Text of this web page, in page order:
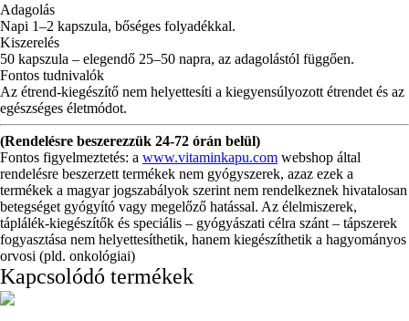
Adagolás
Napi 1–2 kapszula, bőséges folyadékkal.
Kiszerelés
50 kapszula – elegendő 25–50 napra, az adagolástól függően.
Fontos tudnivalók
Az étrend-kiegészítő nem helyettesíti a kiegyensúlyozott étrendet és az
egészséges életmódot.
(Rendelésre beszerezzük 24-72 órán belül)
Fontos figyelmeztetés: a www.vitaminkapu.com webshop által
rendelésre beszerzett termékek nem gyógyszerek, azaz ezek a
termékek a magyar jogszabályok szerint nem rendelkeznek hivatalosan
betegséget gyógyító vagy megelőző hatással. Az élelmiszerek,
táplálék-kiegészítők és speciális – gyógyászati célra szánt – tápszerek
fogyasztása nem helyettesíthetik, hanem kiegészíthetik a hagyományos
orvosi (pld. onkológiai)
Kapcsolódó termékek